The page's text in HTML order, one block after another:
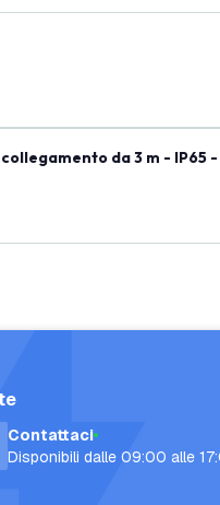
da 3 m - IP65
Contattaci
Disponibili dalle 09:00 alle